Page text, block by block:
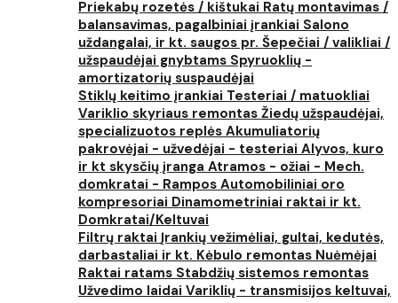
Priekabų rozetės / kištukai Ratų montavimas /
balansavimas, pagalbiniai įrankiai Salono
uždangalai, ir kt. saugos pr. Šepečiai / valikliai /
užspaudėjai gnybtams Spyruoklių -
amortizatorių suspaudėjai
Stiklų keitimo įrankiai Testeriai / matuokliai
Variklio skyriaus remontas Žiedų užspaudėjai,
specializuotos replės Akumuliatorių
pakrovėjai - užvedėjai - testeriai Alyvos, kuro
ir kt skysčių įranga Atramos - ožiai - Mech.
domkratai - Rampos Automobiliniai oro
kompresoriai Dinamometriniai raktai ir kt.
Domkratai/Keltuvai
Filtrų raktai Įrankių vežimėliai, gultai, kedutės,
darbastaliai ir kt. Kėbulo remontas Nuėmėjai
Raktai ratams Stabdžių sistemos remontas
Užvedimo laidai Variklių - transmisijos keltuvai,